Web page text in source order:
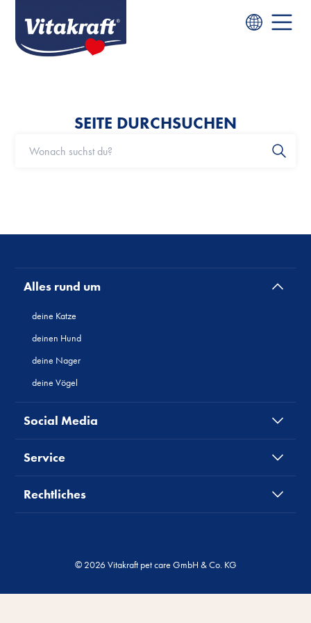
SEITE DURCHSUCHEN
Alles rund um
deine Katze
deinen Hund
deine Nager
deine Vögel
Social Media
Service
Rechtliches
© 2026 Vitakraft pet care GmbH & Co. KG